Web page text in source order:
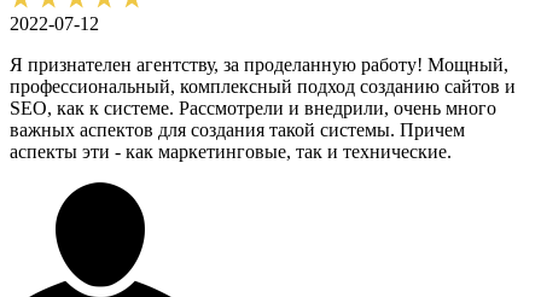
2022-07-12
Я признателен агентству, за проделанную работу! Мощный,
профессиональный, комплексный подход созданию сайтов и
SEO, как к системе. Рассмотрели и внедрили, очень много
важных аспектов для создания такой системы. Причем
аспекты эти - как маркетинговые, так и технические.